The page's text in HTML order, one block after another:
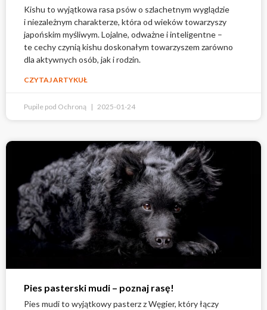
Kishu to wyjątkowa rasa psów o szlachetnym wyglądzie
i niezależnym charakterze, która od wieków towarzyszy
japońskim myśliwym. Lojalne, odważne i inteligentne –
te cechy czynią kishu doskonałym towarzyszem zarówno
dla aktywnych osób, jak i rodzin.
CZYTAJ ARTYKUŁ
Pupile pod Ochroną 2025-01-24
Pies pasterski mudi – poznaj rasę!
Pies mudi to wyjątkowy pasterz z Węgier, który łączy